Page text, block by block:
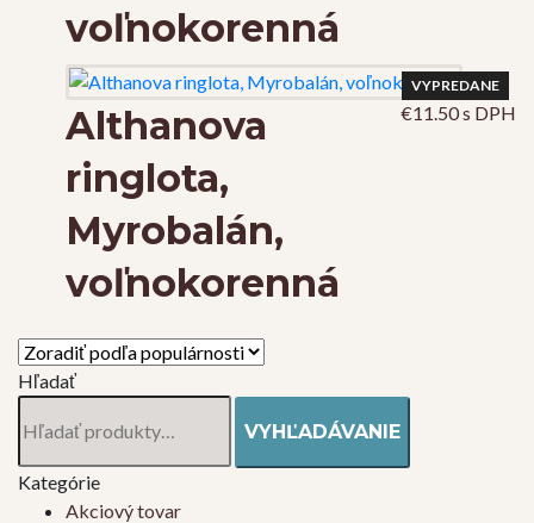
voľnokorenná
VYPREDANE
Althanova
ringlota,
Myrobalán,
voľnokorenná
€11.50s DPH
Hľadať
VYHĽADÁVANIE
Kategórie
Akciový tovar